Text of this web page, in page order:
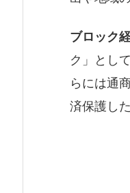
ブロック
ク」とし
らには通
済保護した